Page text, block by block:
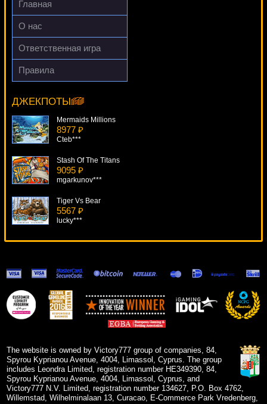
drink***
Главная
О нас
Ответственная игра
Правила
ДЖЕКПОТЫ
Tunzamunni
Lucy***
Mermaids Millions
8977 ₽
Cteb***
Stash Of The Titans
9095 ₽
mgarkunov***
Tiger Vs Bear
5567 ₽
lucky***
Rocky
17579 ₽
number***
Fruits Of Ra
The website is owned by Victory777 group of companies, 84,
Spyrou Kyprianou Avenue, 4004, Limassol, Cyprus. The group
includes Leondra Limited, registration number HE349390, 84,
Spyrou Kyprianou Avenue, 4004, Limassol, Cyprus, and
Victory777 N.V. Limited, registration number 134627, P.O. Box 4762,
Willemstad, Wilhelminalaan 13, Curacao, E-Commerce Park Vredenberg,